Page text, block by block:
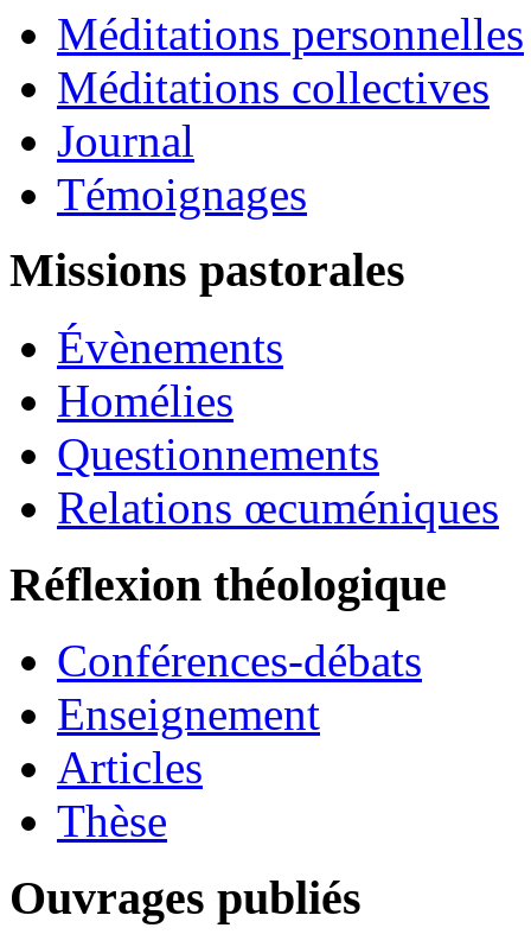
Méditations personnelles
Méditations collectives
Journal
Témoignages
Missions pastorales
Évènements
Homélies
Questionnements
Relations œcuméniques
Réflexion théologique
Conférences-débats
Enseignement
Articles
Thèse
Ouvrages publiés